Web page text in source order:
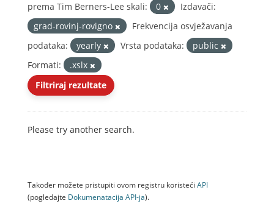
prema Tim Berners-Lee skali:
0
Izdavači:
grad-rovinj-rovigno
Frekvencija osvježavanja
podataka:
yearly Vrsta podataka:
public
Formati:
.xslx
Filtriraj rezultate
Please try another search.
Također možete pristupiti ovom registru koristeći API
(pogledajte Dokumenаtаcijа API-jа).